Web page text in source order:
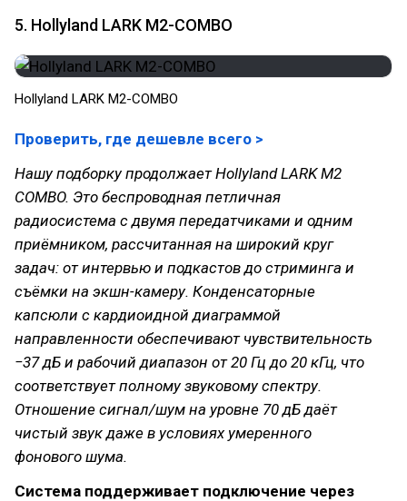
5. Hollyland LARK M2-COMBO
Hollyland LARK M2-COMBO
Проверить, где дешевле всего >
Нашу подборку продолжает Hollyland LARK M2
COMBO. Это беспроводная петличная
радиосистема с двумя передатчиками и одним
приёмником, рассчитанная на широкий круг
задач: от интервью и подкастов до стриминга и
съёмки на экшн-камеру. Конденсаторные
капсюли с кардиоидной диаграммой
направленности обеспечивают чувствительность
−37 дБ и рабочий диапазон от 20 Гц до 20 кГц, что
соответствует полному звуковому спектру.
Отношение сигнал/шум на уровне 70 дБ даёт
чистый звук даже в условиях умеренного
фонового шума.
Система поддерживает подключение через